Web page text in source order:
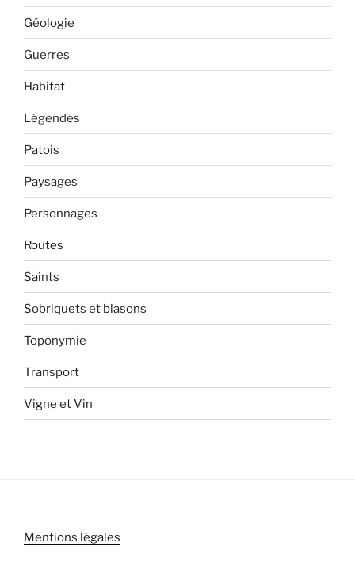
Géologie
Guerres
Habitat
Légendes
Patois
Paysages
Personnages
Routes
Saints
Sobriquets et blasons
Toponymie
Transport
Vigne et Vin
Mentions légales